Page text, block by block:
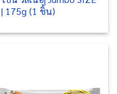
| 175g (1 ชิ้น)